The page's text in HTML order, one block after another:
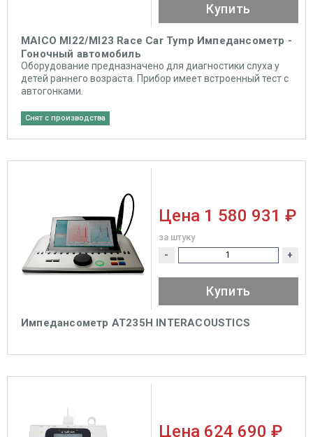
MAICO MI22/MI23 Race Car Tymp Импедансометр -
Гоночный автомобиль
Оборудование предназначено для диагностики слуха у
детей раннего возраста. Прибор имеет встроенный тест с
автогонками.
Снят с производства
Купить
Импедансометр AT235H INTERACOUSTICS
Цена 1 580 931 ₽
за штуку
- +
Купить
Цена 624 690 ₽